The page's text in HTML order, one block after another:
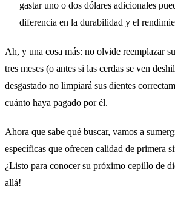
gastar uno o dos dólares adicionales
diferencia en la durabilidad y el
Ah, y una cosa más: no olvide reemplazar
tres meses (o antes si las cerdas se ven
desgastado no limpiará sus dientes
cuánto haya pagado por él.
Ahora que sabe qué buscar, vamos a
específicas que ofrecen calidad de primera
¿Listo para conocer su próximo cepillo de
allá!